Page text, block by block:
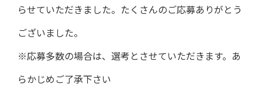
らせていただきました。たくさんのご応募ありがとう
ございました。
※応募多数の場合は、選考とさせていただきます。あ
らかじめご了承下さい